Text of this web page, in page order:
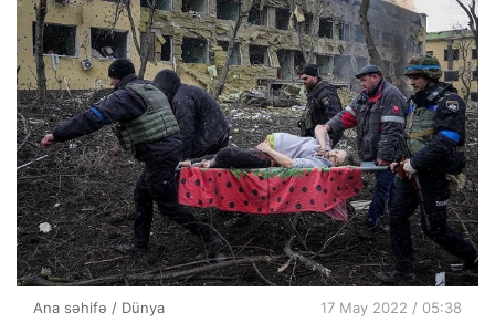
Ana səhifə / Dünya 17 May 2022 / 05:38